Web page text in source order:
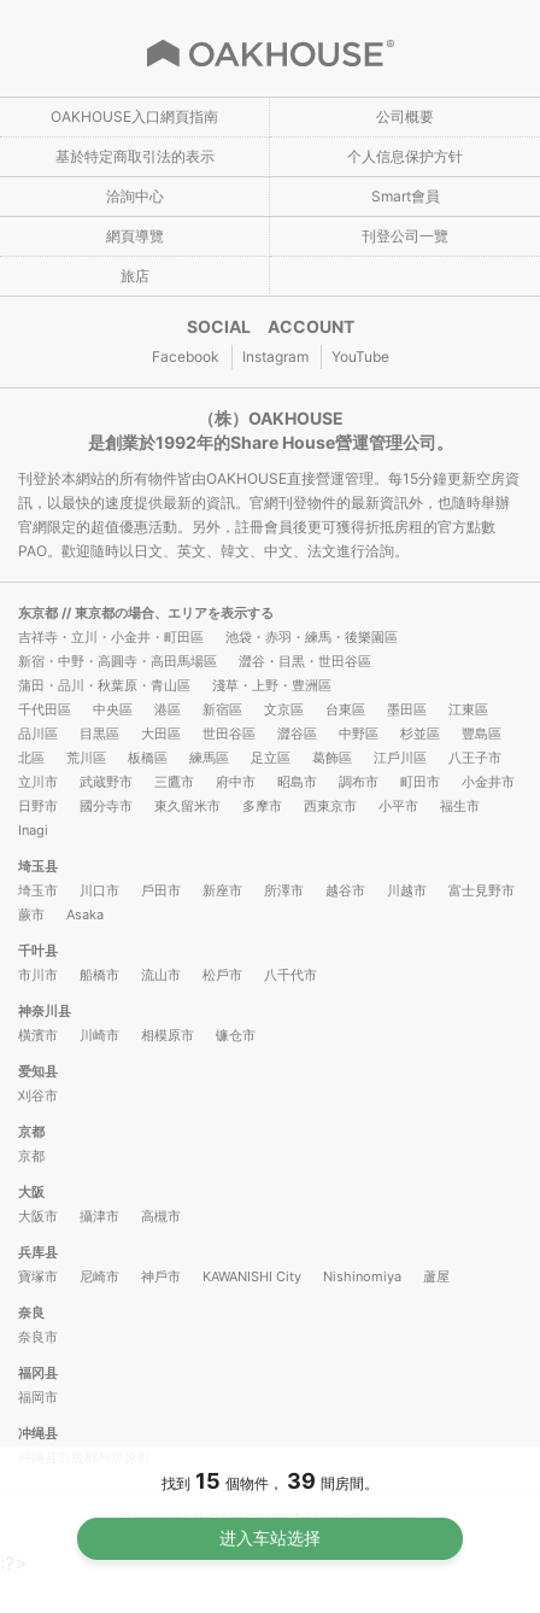
找到 15 個物件， 39 間房間。
OAKHOUSE入口網頁指南 公司概要
基於特定商取引法的表示 个人信息保护方针
洽詢中心 Smart會員
網頁導覽 刊登公司一覽
旅店
SOCIAL ACCOUNT
Facebook Instagram YouTube
（株）OAKHOUSE
是創業於1992年的Share House營運管理公司。
刊登於本網站的所有物件皆由OAKHOUSE直接營運管理。每15分鐘更新空房資
訊，以最快的速度提供最新的資訊。官網刊登物件的最新資訊外，也隨時舉辦
官網限定的超值優惠活動。另外，註冊會員後更可獲得折抵房租的官方點數
PAO。歡迎隨時以日文、英文、韓文、中文、法文進行洽詢。
东京都 // 東京都の場合、エリアを表示する
吉祥寺・立川・小金井・町田區
池袋・赤羽・練馬・後樂園區
新宿・中野・高圓寺・高田馬場區
澀谷・目黒・世田谷區
蒲田・品川・秋葉原・青山區
淺草・上野・豊洲區
千代田區
中央區 港區 新宿區 文京區 台東區 墨田區
江東區
品川區
目黒區 大田區 世田谷區 澀谷區 中野區 杉並區
豐島區
北區
荒川區 板橋區 練馬區 足立區 葛飾區 江戶川區
八王子市
立川市
武蔵野市 三鷹市 府中市 昭島市 調布市 町田市
小金井市
日野市
國分寺市 東久留米市 多摩市 西東京市 小平市
福生市
Inagi
埼玉县
埼玉市
川口市 戶田市 新座市 所澤市 越谷市 川越市
富士見野市
蕨市
Asaka
千叶县
市川市
船橋市 流山市 松戶市 八千代市
神奈川县
橫濱市
川崎市 相模原市 镰仓市
爱知县
刈谷市
京都
京都
大阪
大阪市
攝津市 高槻市
兵库县
寶塚市
尼崎市 神戶市 KAWANISHI City Nishinomiya 蘆屋
奈良
奈良市
福冈县
福岡市
冲绳县
Copyright © OAKHOUSE All Right Reserved.